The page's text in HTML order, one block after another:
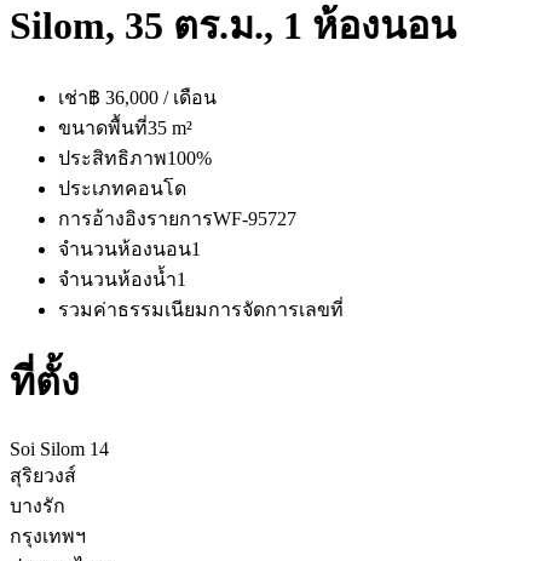
Silom, 35 ตร.ม., 1 ห้องนอน
เช่า฿ 36,000 / เดือน
ขนาดพื้นที่35 m²
ประสิทธิภาพ100%
ประเภทคอนโด
การอ้างอิงรายการWF-95727
จำนวนห้องนอน1
จำนวนห้องน้ำ1
รวมค่าธรรมเนียมการจัดการเลขที่
ที่ตั้ง
Soi Silom 14
สุริยวงส์
บางรัก
กรุงเทพฯ